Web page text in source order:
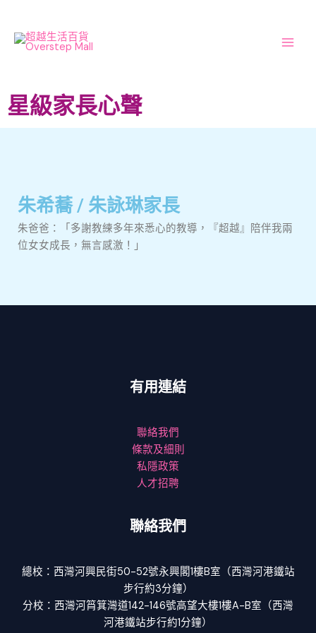
content
星級家長心聲
朱希蕎 / 朱詠琳家長
朱爸爸：「多謝教練多年來悉心的教導，『超越』陪伴我兩
位女女成長，無言感激！」
有用連結
聯絡我們
條款及細則
私隱政策
人才招聘
聯絡我們
總校：西灣河興民街50-52號永興閣1樓B室（西灣河港鐵站
步行約3分鐘）
分校：西灣河筲箕灣道142-146號高望大樓1樓A-B室（西灣
河港鐵站步行約1分鐘）